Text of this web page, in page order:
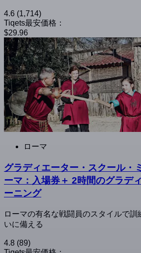
4.6 (1,714)
Tiqets最安価格：
$29.96
ローマ
グラディエーター・スクール・
ーマ：入場券＋ 2時間のグラデ
ーニング
ローマの有名な戦闘員のスタイルで
いに備える
4.8 (89)